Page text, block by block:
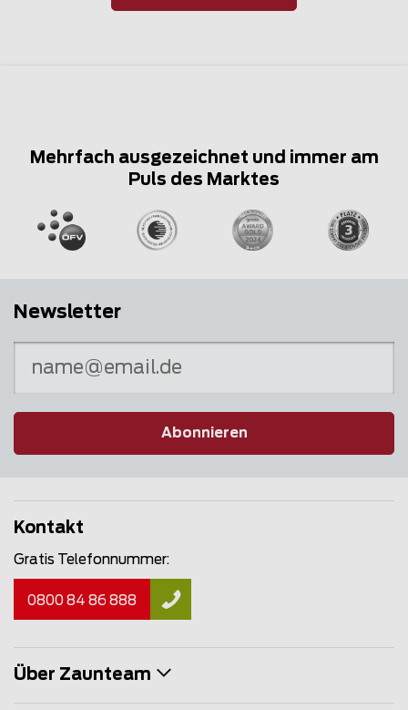
Mehrfach ausgezeichnet und immer am
Puls des Marktes
Newsletter
Abonnieren
Kontakt
Gratis Telefonnummer:
0800 84 86 888
Über Zaunteam